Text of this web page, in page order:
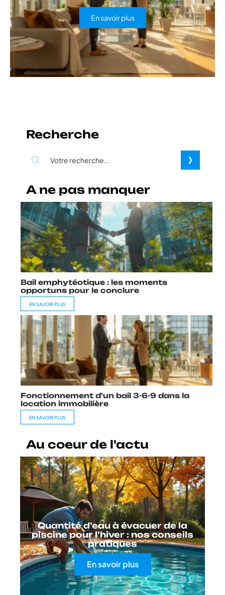
En savoir plus
Recherche
A ne pas manquer
Bail emphytéotique : les moments
opportuns pour le conclure
EN SAVOIR PLUS
Fonctionnement d’un bail 3-6-9 dans la
location immobilière
EN SAVOIR PLUS
Au coeur de l'actu
Quantité d’eau à évacuer de la
piscine pour l’hiver : nos conseils
pratiques
En savoir plus